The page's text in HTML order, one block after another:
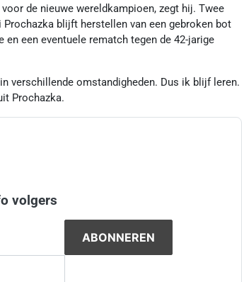
de nieuwe wereldkampioen, zegt hij. Twee
blijft herstellen van een gebroken bot
een eventuele rematch tegen de 42-jarige
verschillende omstandigheden. Dus ik blijf leren.
Prochazka.
volgers